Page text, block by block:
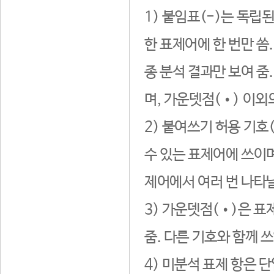
1) 붙임표(-)는 독립된
한 표제어에 한 번만
종 분석 결과만 보여
며, 가운뎃점(•) 이외
2) 붙여쓰기 허용 기호
수 있는 표제어에 쓰이
제어에서 여러 번 나타
3) 가운뎃점(•)은 표
줌. 다른 기호와 함께
4) 미분석 표제 항은